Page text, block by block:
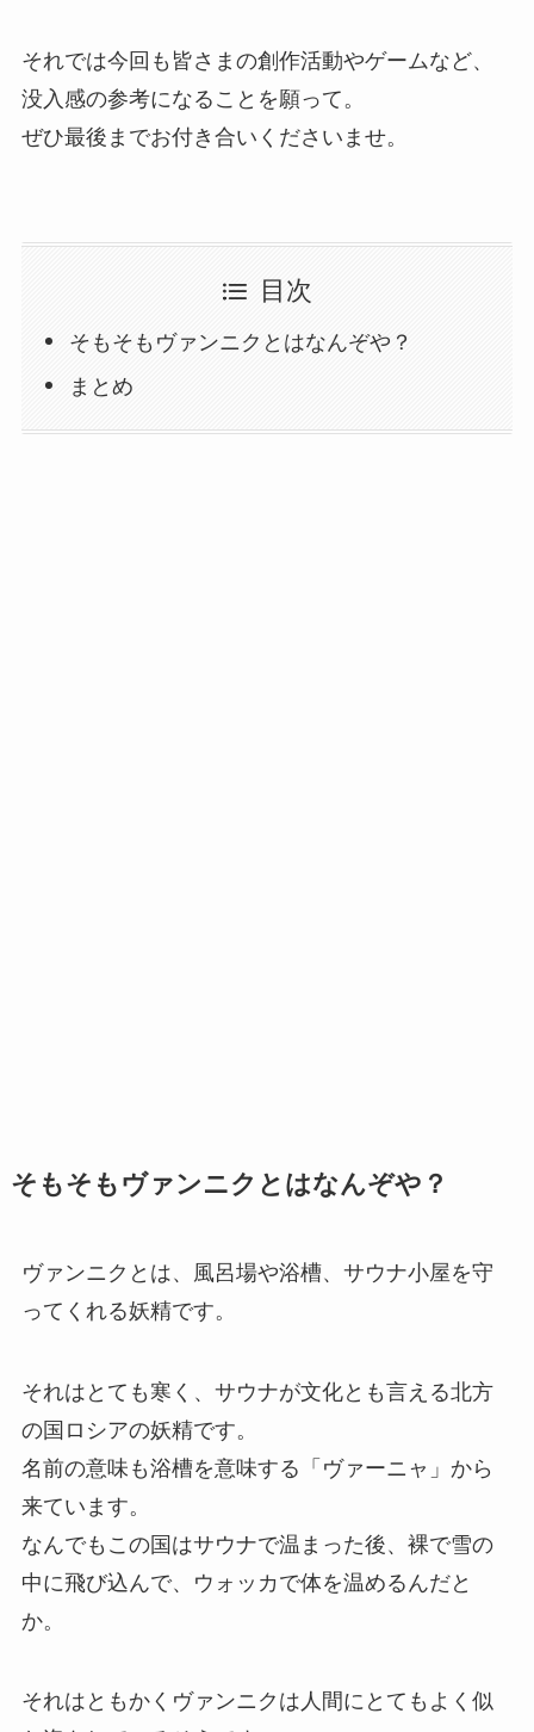
それでは今回も皆さまの創作活動やゲームなど、
没入感の参考になることを願って。
ぜひ最後までお付き合いくださいませ。
目次
そもそもヴァンニクとはなんぞや？
まとめ
そもそもヴァンニクとはなんぞや？
ヴァンニクとは、風呂場や浴槽、サウナ小屋を守
ってくれる妖精です。
それはとても寒く、サウナが文化とも言える北方
の国ロシアの妖精です。
名前の意味も浴槽を意味する「ヴァーニャ」から
来ています。
なんでもこの国はサウナで温まった後、裸で雪の
中に飛び込んで、ウォッカで体を温めるんだと
か。
それはともかくヴァンニクは人間にとてもよく似